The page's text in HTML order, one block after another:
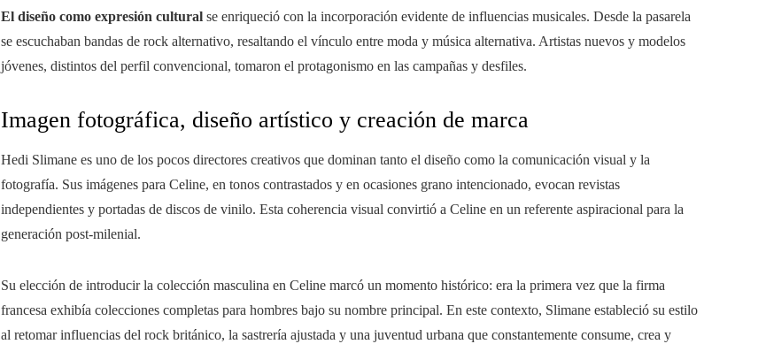
El diseño como expresión cultural se enriqueció con la incorporación evidente de influencias musicales. Desde la pasarela
se escuchaban bandas de rock alternativo, resaltando el vínculo entre moda y música alternativa. Artistas nuevos y modelos
jóvenes, distintos del perfil convencional, tomaron el protagonismo en las campañas y desfiles.
Imagen fotográfica, diseño artístico y creación de marca
Hedi Slimane es uno de los pocos directores creativos que dominan tanto el diseño como la comunicación visual y la
fotografía. Sus imágenes para Celine, en tonos contrastados y en ocasiones grano intencionado, evocan revistas
independientes y portadas de discos de vinilo. Esta coherencia visual convirtió a Celine en un referente aspiracional para la
generación post-milenial.
Su elección de introducir la colección masculina en Celine marcó un momento histórico: era la primera vez que la firma
francesa exhibía colecciones completas para hombres bajo su nombre principal. En este contexto, Slimane estableció su estilo
al retomar influencias del rock británico, la sastrería ajustada y una juventud urbana que constantemente consume, crea y